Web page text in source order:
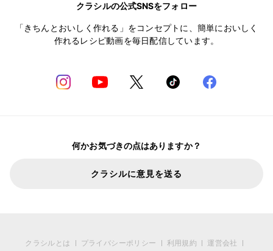
クラシルの公式SNSをフォロー
「きちんとおいしく作れる」をコンセプトに、簡単においしく
作れるレシピ動画を毎日配信しています。
何かお気づきの点はありますか？
クラシルに意見を送る
クラシルとは プライバシーポリシー 利用規約 運営会社